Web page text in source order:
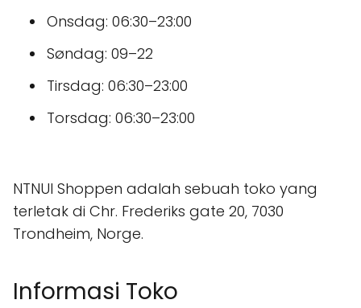
Onsdag: 06:30–23:00
Søndag: 09–22
Tirsdag: 06:30–23:00
Torsdag: 06:30–23:00
NTNUI Shoppen adalah sebuah toko yang
terletak di Chr. Frederiks gate 20, 7030
Trondheim, Norge.
Informasi Toko